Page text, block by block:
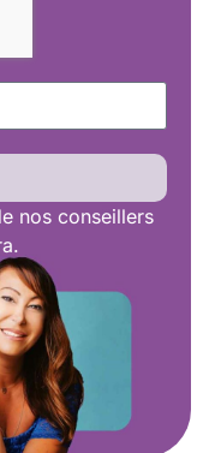
nos conseillers